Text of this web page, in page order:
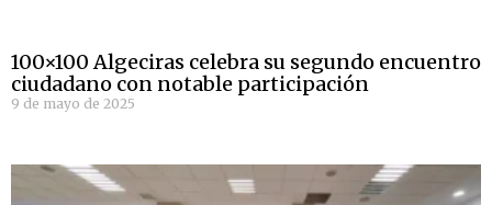
100×100 Algeciras celebra su segundo encuentro
ciudadano con notable participación
9 de mayo de 2025